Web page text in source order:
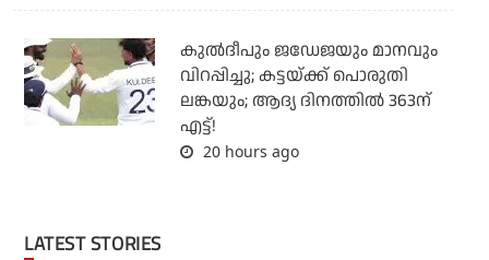
കുല്‍ദീപും ജഡേജയും മാനവും
വിറപ്പിച്ചു; കട്ടയ്ക്ക് പൊരുതി
ലങ്കയും; ആദ്യ ദിനത്തില്‍ 363ന്
എട്ട്!
20 hours ago
LATEST STORIES